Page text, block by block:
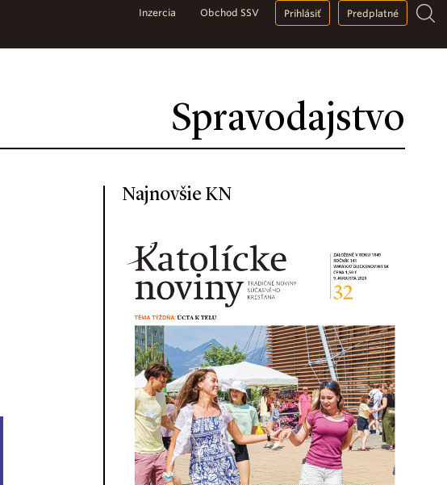
Spravodajstvo
Inzercia Obchod SSV Prihlásiť Predplatné
Najnovšie KN